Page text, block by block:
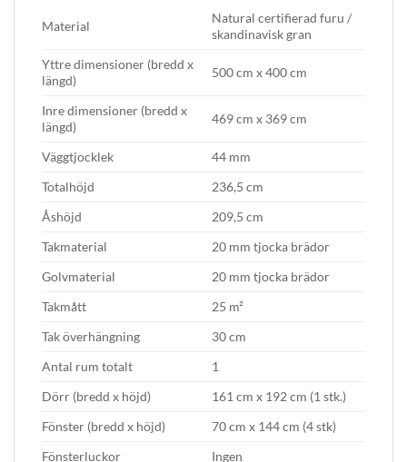
Material
Natural certifierad furu /
skandinavisk gran
Yttre dimensioner (bredd x
längd)
500 cm x 400 cm
Inre dimensioner (bredd x
längd)
469 cm x 369 cm
Väggtjocklek
44 mm
Totalhöjd
236,5 cm
Åshöjd
209,5 cm
Takmaterial
20 mm tjocka brädor
Golvmaterial
20 mm tjocka brädor
Takmått
25 m²
Tak överhängning
30 cm
Antal rum totalt
1
Dörr (bredd x höjd)
161 cm x 192 cm (1 stk.)
Fönster (bredd x höjd)
70 cm x 144 cm (4 stk)
Fönsterluckor
Ingen